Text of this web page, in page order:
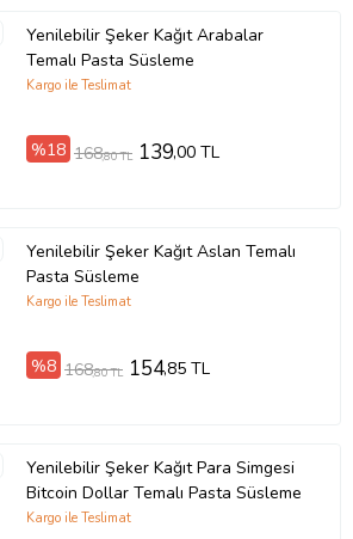
Yenilebilir Şeker Kağıt Arabalar
Temalı Pasta Süsleme
Kargo ile Teslimat
%18 168,80 TL 139,00 TL
Yenilebilir Şeker Kağıt Aslan Temalı
Pasta Süsleme
Kargo ile Teslimat
%8 168,80 TL 154,85 TL
Yenilebilir Şeker Kağıt Para Simgesi
Bitcoin Dollar Temalı Pasta Süsleme
Kargo ile Teslimat